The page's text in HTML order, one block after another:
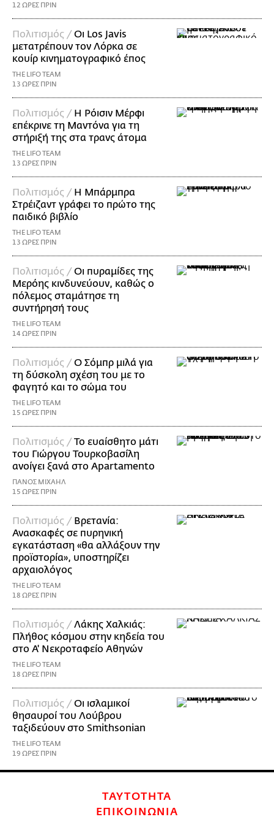
12 ΩΡΕΣ ΠΡΙΝ
Πολιτισμός /Οι Los Javis
μετατρέπουν τον Λόρκα σε
κουίρ κινηματογραφικό έπος
THE LIFO TEAM
13 ΩΡΕΣ ΠΡΙΝ
Πολιτισμός / Η Ρόισιν Μέρφι
επέκρινε τη Μαντόνα για τη
στήριξή της στα τρανς άτομα
THE LIFO TEAM
13 ΩΡΕΣ ΠΡΙΝ
Πολιτισμός / Η Μπάρμπρα
Στρέιζαντ γράφει το πρώτο της
παιδικό βιβλίο
THE LIFO TEAM
13 ΩΡΕΣ ΠΡΙΝ
Πολιτισμός /Οι πυραμίδες της
Μερόης κινδυνεύουν, καθώς ο
πόλεμος σταμάτησε τη
συντήρησή τους
THE LIFO TEAM
14 ΩΡΕΣ ΠΡΙΝ
Πολιτισμός /Ο Σόμπρ μιλά για
τη δύσκολη σχέση του με το
φαγητό και το σώμα του
THE LIFO TEAM
15 ΩΡΕΣ ΠΡΙΝ
Πολιτισμός /Το ευαίσθητο μάτι
του Γιώργου Τουρκοβασίλη
ανοίγει ξανά στο Apartamento
ΠΑΝΟΣ ΜΙΧΑΗΛ
15 ΩΡΕΣ ΠΡΙΝ
Πολιτισμός / Βρετανία:
Ανασκαφές σε πυρηνική
εγκατάσταση «θα αλλάξουν την
προϊστορία», υποστηρίζει
αρχαιολόγος
THE LIFO TEAM
18 ΩΡΕΣ ΠΡΙΝ
Πολιτισμός /Λάκης Χαλκιάς:
Πλήθος κόσμου στην κηδεία του
στο Α' Νεκροταφείο Αθηνών
THE LIFO TEAM
18 ΩΡΕΣ ΠΡΙΝ
Πολιτισμός /Οι ισλαμικοί
θησαυροί του Λούβρου
ταξιδεύουν στο Smithsonian
THE LIFO TEAM
19 ΩΡΕΣ ΠΡΙΝ
ΤΑΥΤΟΤΗΤΑ
ΕΠΙΚΟΙΝΩΝΙΑ